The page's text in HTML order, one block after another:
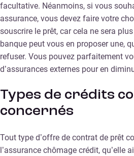
facultative. Néanmoins, si vous
assurance, vous devez faire votre
souscrire le prêt, car cela ne sera
banque peut vous en proposer une,
refuser. Vous pouvez parfaitement
d’assurances externes pour en
Types de crédits
concernés
Tout type d’offre de contrat de prêt
l’assurance chômage crédit, qu’elle